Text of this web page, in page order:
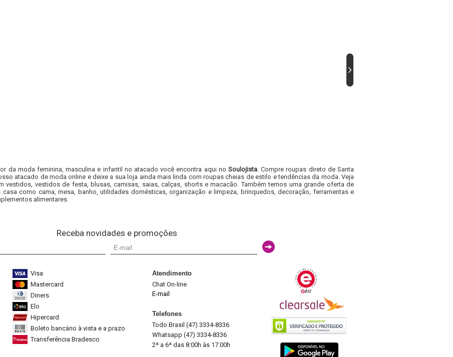
da moda feminina, masculina e infantil no atacado você encontra aqui no Soulojista. Compre roupas direto de Santa
atacado de moda online e deixe a sua loja ainda mais linda com roupas cheias de estilo e tendências da moda. Veja
vestidos, vestidos de festa, blusas, camisas, saias, calças, shorts e macacão. Também temos uma grande oferta de
como cama, mesa, banho, utilidades domésticas, organização e limpeza, brinquedos, decoração, ferramentas e
alimentares.
Receba novidades e promoções
Visa
Mastercard
Diners
Elo
Hipercard
Boleto bancário à vista e a prazo
Transferência Bradesco
Atendimento
Chat On-line
E-mail
Telefones
Todo Brasil (47) 3334-8336
Whatsapp (47) 3334-8336
2ª a 6ª das 8:00h às 17:00h